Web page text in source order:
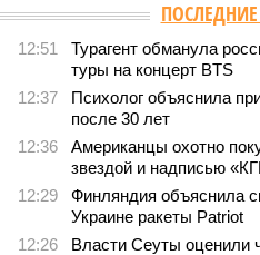
12:51
Турагент обманула
туры на концерт BTS
12:37
Психолог объяснила
после 30 лет
12:36
Американцы охотно
звездой и надписью
12:29
Финляндия объяснила
Украине ракеты Patriot
12:26
Власти Сеуты оценили